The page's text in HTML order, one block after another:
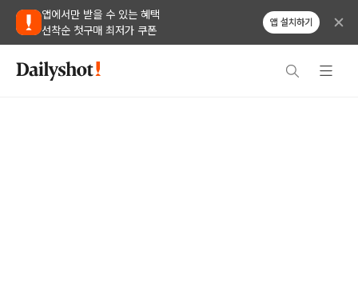
앱에서만 받을 수 있는 혜택
선착순 첫구매 최저가 쿠폰
앱 설치하기